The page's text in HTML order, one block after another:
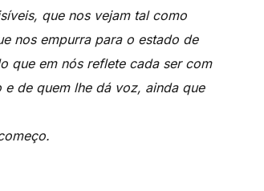
que nos vejam tal como
nos empurra para o estado de
que em nós reflete cada ser com
de quem lhe dá voz, ainda que